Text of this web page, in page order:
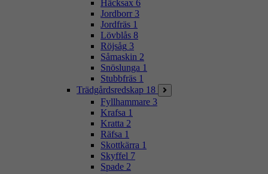
Häcksax 6
Jordborr 3
Jordfräs 1
Lövblås 8
Röjsåg 3
Såmaskin 2
Snöslunga 1
Stubbfräs 1
Trädgårdsredskap 18
Fyllhammare 3
Krafsa 1
Kratta 2
Räfsa 1
Skottkärra 1
Skyffel 7
Spade 2